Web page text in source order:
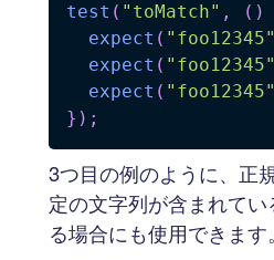
test ( "toMatch" , ( )
expect ( "foo12345"
expect ( "foo12345"
expect ( "foo12345"
} ) ;
3つ目の例のように、正
定の文字列が含まれて
る場合にも使用できます。